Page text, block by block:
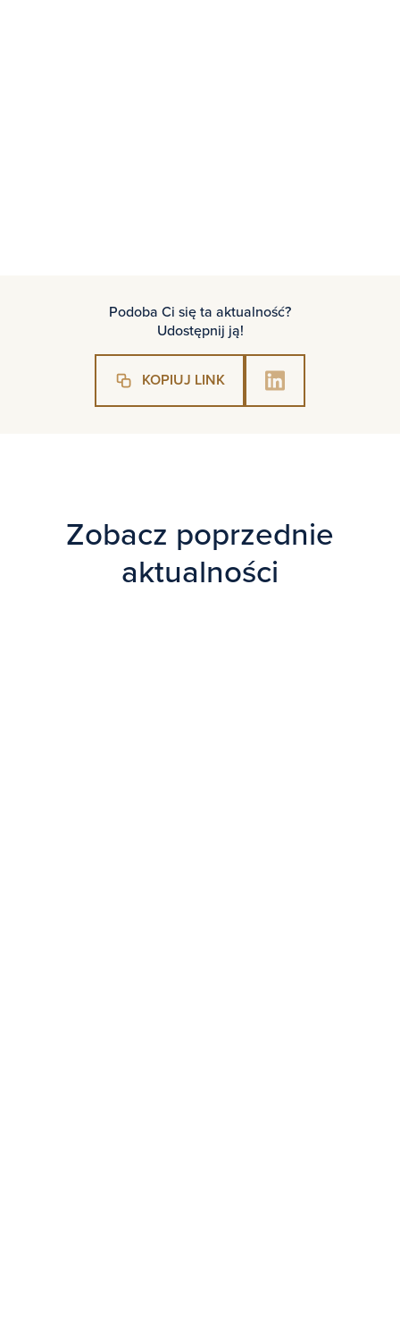
Podoba Ci się ta aktualność?
Udostępnij ją!
KOPIUJ LINK
Zobacz poprzednie
aktualności